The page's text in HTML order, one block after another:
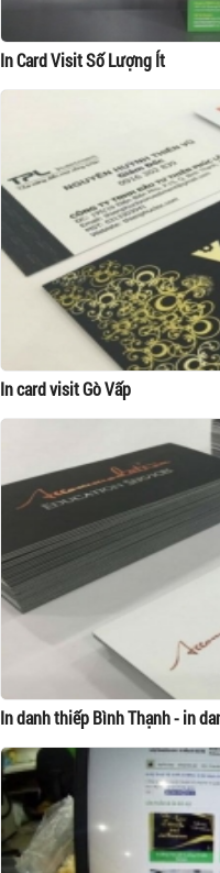
In Card Visit Số Lượng Ít
In card visit Gò Vấp
In danh thiếp Bình Thạnh - in